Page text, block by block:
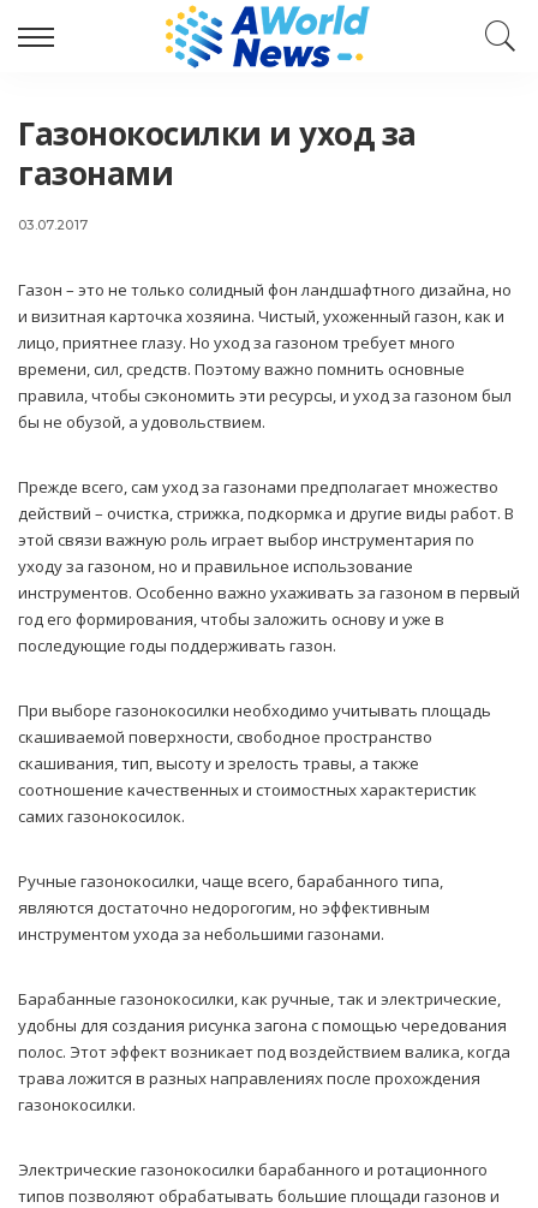
Газонокосилки и уход за
газонами
03.07.2017
Газон – это не только солидный фон ландшафтного дизайна, но
и визитная карточка хозяина. Чистый, ухоженный газон, как и
лицо, приятнее глазу. Но уход за газоном требует много
времени, сил, средств. Поэтому важно помнить основные
правила, чтобы сэкономить эти ресурсы, и уход за газоном был
бы не обузой, а удовольствием.
Прежде всего, сам уход за газонами предполагает множество
действий – очистка, стрижка, подкормка и другие виды работ. В
этой связи важную роль играет выбор инструментария по
уходу за газоном, но и правильное использование
инструментов. Особенно важно ухаживать за газоном в первый
год его формирования, чтобы заложить основу и уже в
последующие годы поддерживать газон.
При выборе газонокосилки необходимо учитывать площадь
скашиваемой поверхности, свободное пространство
скашивания, тип, высоту и зрелость травы, а также
соотношение качественных и стоимостных характеристик
самих газонокосилок.
Ручные газонокосилки, чаще всего, барабанного типа,
являются достаточно недорогогим, но эффективным
инструментом ухода за небольшими газонами.
Барабанные газонокосилки, как ручные, так и электрические,
удобны для создания рисунка загона с помощью чередования
полос. Этот эффект возникает под воздействием валика, когда
трава ложится в разных направлениях после прохождения
газонокосилки.
Электрические газонокосилки барабанного и ротационного
типов позволяют обрабатывать большие площади газонов и